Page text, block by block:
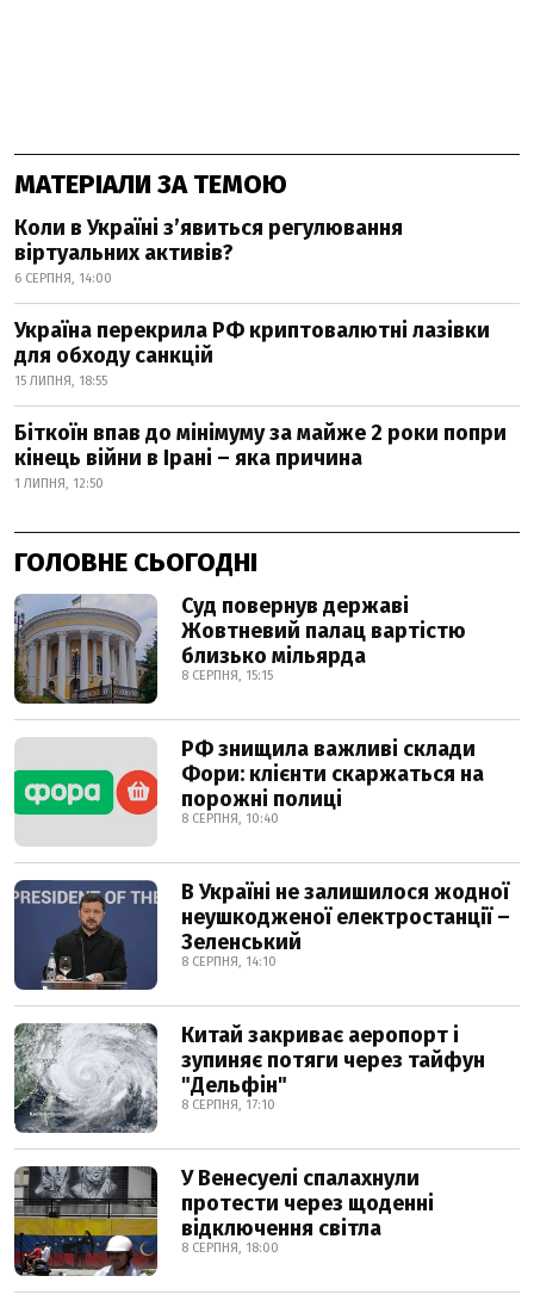
МАТЕРІАЛИ ЗА ТЕМОЮ
Коли в Україні з’явиться регулювання
віртуальних активів?
6 СЕРПНЯ, 14:00
Україна перекрила РФ криптовалютні лазівки
для обходу санкцій
15 ЛИПНЯ, 18:55
Біткоїн впав до мінімуму за майже 2 роки попри
кінець війни в Ірані – яка причина
1 ЛИПНЯ, 12:50
ГОЛОВНЕ СЬОГОДНІ
Суд повернув державі
Жовтневий палац вартістю
близько мільярда
8 СЕРПНЯ, 15:15
РФ знищила важливі склади
Фори: клієнти скаржаться на
порожні полиці
8 СЕРПНЯ, 10:40
В Україні не залишилося жодної
неушкодженої електростанції –
Зеленський
8 СЕРПНЯ, 14:10
Китай закриває аеропорт і
зупиняє потяги через тайфун
"Дельфін"
8 СЕРПНЯ, 17:10
У Венесуелі спалахнули
протести через щоденні
відключення світла
8 СЕРПНЯ, 18:00